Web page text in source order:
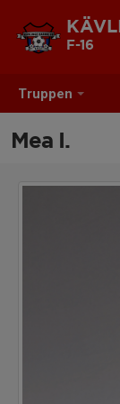
Truppen
F-16
Mea I.